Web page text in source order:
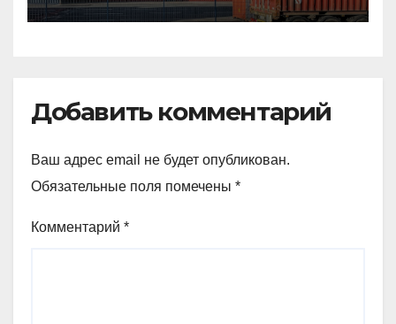
Добавить комментарий
Ваш адрес email не будет опубликован.
Обязательные поля помечены *
Комментарий *